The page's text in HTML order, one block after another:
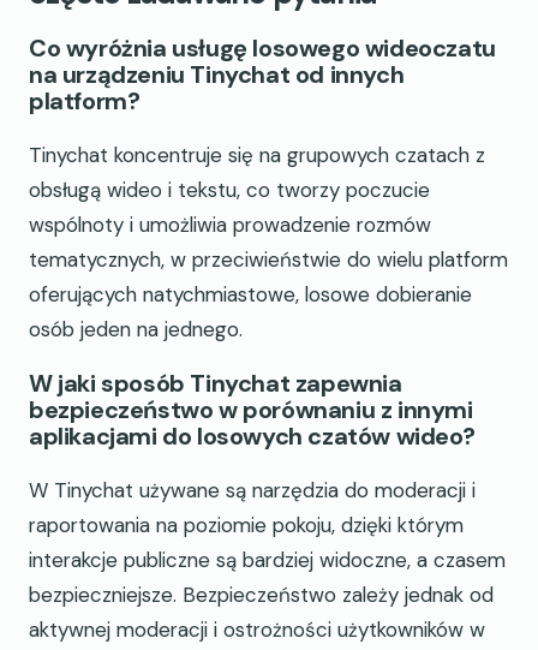
Co wyróżnia usługę losowego wideoczatu
na urządzeniu Tinychat od innych
platform?
Tinychat koncentruje się na grupowych czatach z
obsługą wideo i tekstu, co tworzy poczucie
wspólnoty i umożliwia prowadzenie rozmów
tematycznych, w przeciwieństwie do wielu platform
oferujących natychmiastowe, losowe dobieranie
osób jeden na jednego.
W jaki sposób Tinychat zapewnia
bezpieczeństwo w porównaniu z innymi
aplikacjami do losowych czatów wideo?
W Tinychat używane są narzędzia do moderacji i
raportowania na poziomie pokoju, dzięki którym
interakcje publiczne są bardziej widoczne, a czasem
bezpieczniejsze. Bezpieczeństwo zależy jednak od
aktywnej moderacji i ostrożności użytkowników w